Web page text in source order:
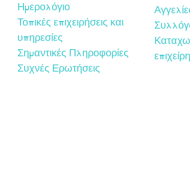
Ημερολόγιο
Τοπικές επιχειρήσεις και
υπηρεσίες
Σημαντικές Πληροφορίες
Συχνές Ερωτήσεις